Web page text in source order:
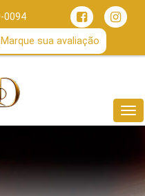
/
0094
Marque sua avaliação